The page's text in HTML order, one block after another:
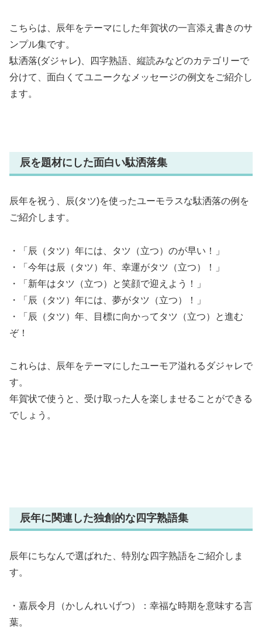
こちらは、辰年をテーマにした年賀状の一言添え書きのサ
ンプル集です。
駄洒落(ダジャレ)、四字熟語、縦読みなどのカテゴリーで
分けて、面白くてユニークなメッセージの例文をご紹介し
ます。
辰を題材にした面白い駄洒落集
辰年を祝う、辰(タツ)を使ったユーモラスな駄洒落の例を
ご紹介します。
・「辰（タツ）年には、タツ（立つ）のが早い！」
・「今年は辰（タツ）年、幸運がタツ（立つ）！」
・「新年はタツ（立つ）と笑顔で迎えよう！」
・「辰（タツ）年には、夢がタツ（立つ）！」
・「辰（タツ）年、目標に向かってタツ（立つ）と進む
ぞ！
これらは、辰年をテーマにしたユーモア溢れるダジャレで
す。
年賀状で使うと、受け取った人を楽しませることができる
でしょう。
辰年に関連した独創的な四字熟語集
辰年にちなんで選ばれた、特別な四字熟語をご紹介しま
す。
・嘉辰令月（かしんれいげつ）：幸福な時期を意味する言
葉。